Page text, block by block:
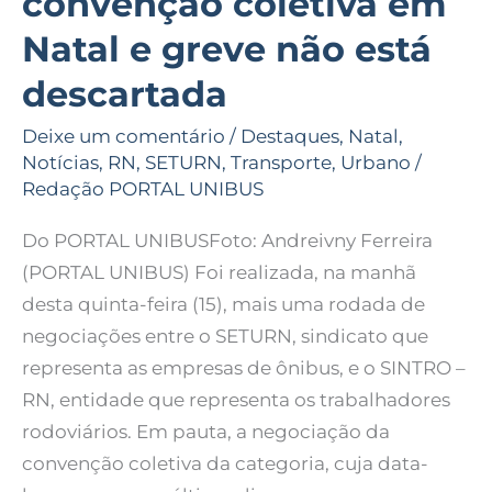
Natal e greve não está
descartada
Deixe um comentário / Destaques, Natal,
Notícias, RN, SETURN, Transporte, Urbano /
Redação PORTAL UNIBUS
Do PORTAL UNIBUSFoto: Andreivny Ferreira
(PORTAL UNIBUS) Foi realizada, na manhã
desta quinta-feira (15), mais uma rodada de
negociações entre o SETURN, sindicato que
representa as empresas de ônibus, e o SINTRO –
RN, entidade que representa os trabalhadores
rodoviários. Em pauta, a negociação da
convenção coletiva da categoria, cuja data-